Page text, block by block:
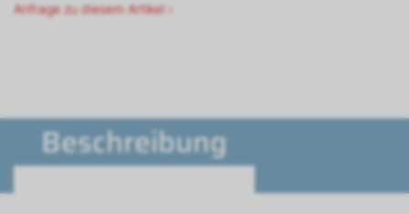
Anfrage zu diesem Artikel ›
Beschreibung